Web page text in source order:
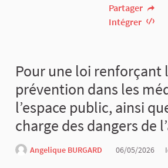
Partager
Intégrer
Pour une loi renforçant
prévention dans les
l’espace public, ainsi
charge des dangers de
Angelique BURGARD 06/05/2026